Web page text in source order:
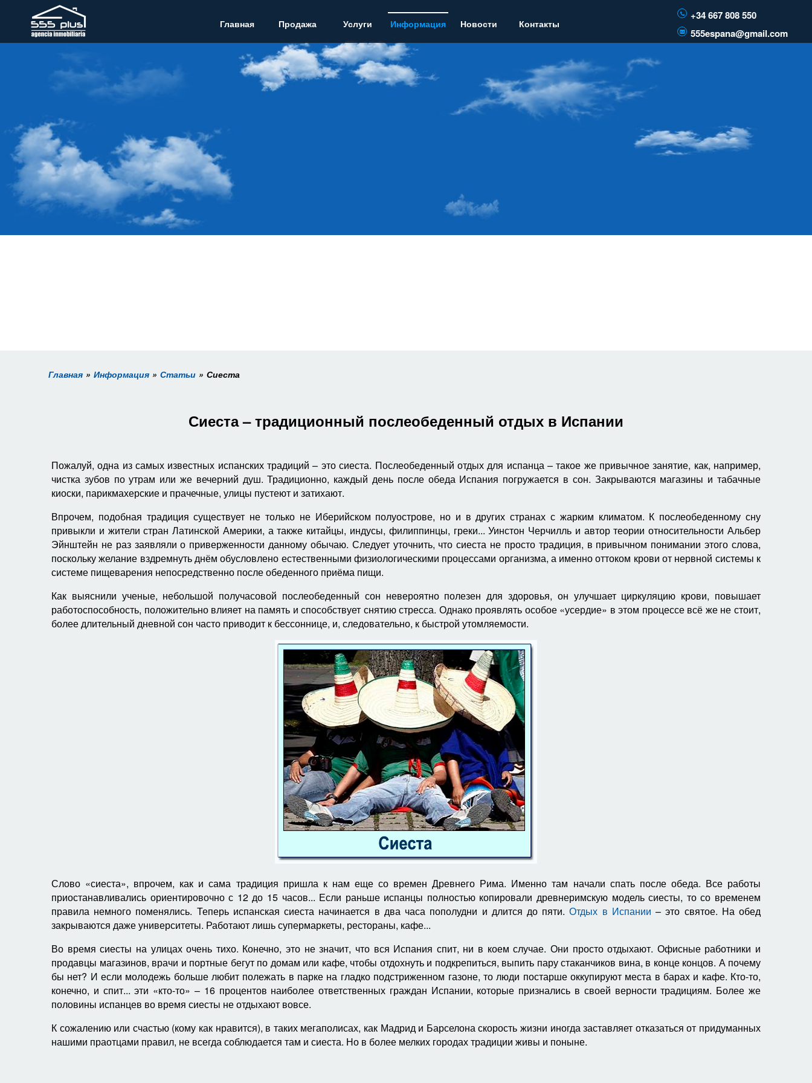
Главная Продажа Услуги Информация Новости Контакты
+34 667 808 550
555espana@gmail.com
Главная Информация Статьи Сиеста
Сиеста – традиционный послеобеденный отдых в Испании
Пожалуй, одна из самых известных испанских традиций – это сиеста. Послеобеденный отдых для испанца – такое же привычное занятие, как, например,
чистка зубов по утрам или же вечерний душ. Традиционно, каждый день после обеда Испания погружается в сон. Закрываются магазины и табачные
киоски, парикмахерские и прачечные, улицы пустеют и затихают.
Впрочем, подобная традиция существует не только не Иберийском полуострове, но и в других странах с жарким климатом. К послеобеденному сну
привыкли и жители стран Латинской Америки, а также китайцы, индусы, филиппинцы, греки... Уинстон Черчилль и автор теории относительности Альбер
Эйнштейн не раз заявляли о приверженности данному обычаю. Следует уточнить, что сиеста не просто традиция, в привычном понимании этого слова,
поскольку желание вздремнуть днём обусловлено естественными физиологическими процессами организма, а именно оттоком крови от нервной системы к
системе пищеварения непосредственно после обеденного приёма пищи.
Как выяснили ученые, небольшой получасовой послеобеденный сон невероятно полезен для здоровья, он улучшает циркуляцию крови, повышает
работоспособность, положительно влияет на память и способствует снятию стресса. Однако проявлять особое «усердие» в этом процессе всё же не стоит,
более длительный дневной сон часто приводит к бессоннице, и, следовательно, к быстрой утомляемости.
Слово «сиеста», впрочем, как и сама традиция пришла к нам еще со времен Древнего Рима. Именно там начали спать после обеда. Все работы
приостанавливались ориентировочно с 12 до 15 часов... Если раньше испанцы полностью копировали древнеримскую модель сиесты, то со временем
правила немного поменялись. Теперь испанская сиеста начинается в два часа пополудни и длится до пяти.Отдых в Испании – это святое. На обед
закрываются даже университеты. Работают лишь супермаркеты, рестораны, кафе...
Во время сиесты на улицах очень тихо. Конечно, это не значит, что вся Испания спит, ни в коем случае. Они просто отдыхают. Офисные работники и
продавцы магазинов, врачи и портные бегут по домам или кафе, чтобы отдохнуть и подкрепиться, выпить пару стаканчиков вина, в конце концов. А почему
бы нет? И если молодежь больше любит полежать в парке на гладко подстриженном газоне, то люди постарше оккупируют места в барах и кафе. Кто-то,
конечно, и спит... эти «кто-то» – 16 процентов наиболее ответственных граждан Испании, которые признались в своей верности традициям. Более же
половины испанцев во время сиесты не отдыхают вовсе.
К сожалению или счастью (кому как нравится), в таких мегаполисах, как Мадрид и Барселона скорость жизни иногда заставляет отказаться от придуманных
нашими праотцами правил, не всегда соблюдается там и сиеста. Но в более мелких городах традиции живы и поныне.